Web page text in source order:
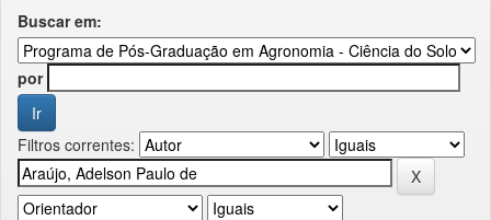
Buscar em:
por
Filtros correntes: